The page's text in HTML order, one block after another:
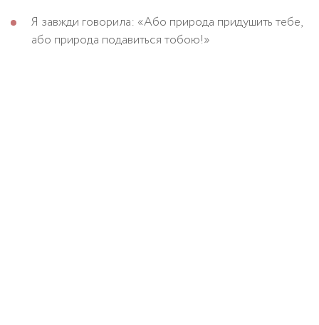
Я завжди говорила: «Або природа придушить тебе,
або природа подавиться тобою!»